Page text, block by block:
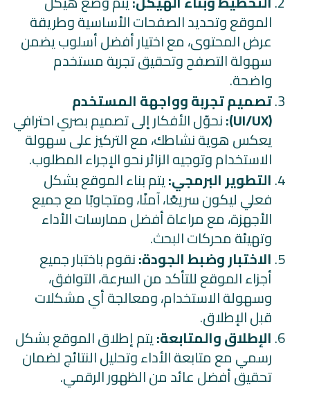
الموقع وتحديد الصفحات الأساسية وطريقة
عرض المحتوى، مع اختيار أفضل أسلوب يضمن
سهولة التصفح وتحقيق تجربة مستخدم
واضحة.
تصميم تجربة وواجهة المستخدم
نحوّل الأفكار إلى تصميم بصري احترافي
يعكس هوية نشاطك، مع التركيز على سهولة
الاستخدام وتوجيه الزائر نحو الإجراء المطلوب.
التطوير البرمجي:يتم بناء الموقع بشكل
فعلي ليكون سريعًا، آمنًا، ومتجاوبًا مع جميع
الأجهزة، مع مراعاة أفضل ممارسات الأداء
وتهيئة محركات البحث.
الاختبار وضبط الجودة:نقوم باختبار جميع
أجزاء الموقع للتأكد من السرعة، التوافق،
وسهولة الاستخدام، ومعالجة أي مشكلات
قبل الإطلاق.
الإطلاق والمتابعة:يتم إطلاق الموقع بشكل
رسمي مع متابعة الأداء وتحليل النتائج لضمان
تحقيق أفضل عائد من الظهور الرقمي.